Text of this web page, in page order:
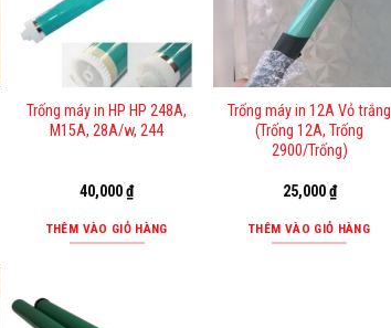
Trống máy in HP HP 248A,
M15A, 28A/w, 244
40,000₫
THÊM VÀO GIỎ HÀNG
Trống máy in 12A Vỏ trắng
(Trống 12A, Trống
2900/Trống)
25,000₫
THÊM VÀO GIỎ HÀNG